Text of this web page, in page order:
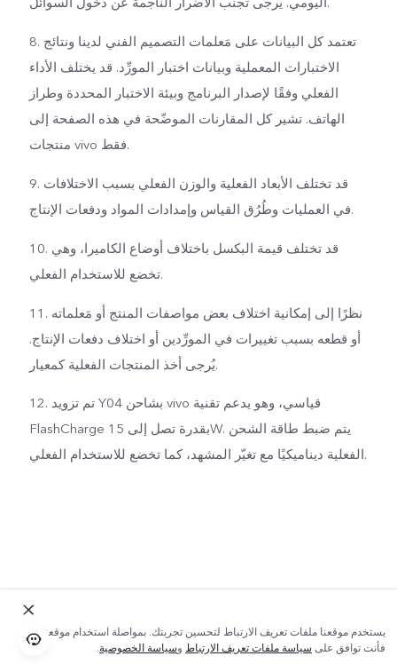
8. تعتمد كل البيانات على مَعلمات التصميم الفني لدينا ونتائج
الاختبارات المعملية وبيانات اختبار المورِّد. قد يختلف الأداء
الفعلي وفقًا لإصدار البرنامج وبيئة الاختبار المحددة وطراز
الهاتف. تشير كل المقارنات الموضّحة في هذه الصفحة إلى
منتجات vivo فقط.
9. قد تختلف الأبعاد الفعلية والوزن الفعلي بسبب الاختلافات
في العمليات وطُرُق القياس وإمدادات المواد ودفعات الإنتاج.
10. قد تختلف قيمة البكسل باختلاف أوضاع الكاميرا، وهي
تخضع للاستخدام الفعلي.
11. نظرًا إلى إمكانية اختلاف بعض مواصفات المنتج أو مَعلماته
أو قطعه بسبب تغييرات في المورِّدين أو اختلاف دفعات الإنتاج.
يُرجى أخذ المنتجات الفعلية كمعيار.
12. تم تزويد Y04 بشاحن vivo قياسي، وهو يدعم تقنية
FlashCharge بقدرة تصل إلى 15W. يتم ضبط طاقة الشحن
الفعلية ديناميكيًا مع تغيّر المشهد، كما تخضع للاستخدام الفعلي.
يستخدم موقعنا ملفات تعريف الارتباط لتحسين تجربتك. بمواصلة استخدام موقعنا؛
فأنت توافق على سياسة ملفات تعريف الارتباط وسياسة الخصوصية.